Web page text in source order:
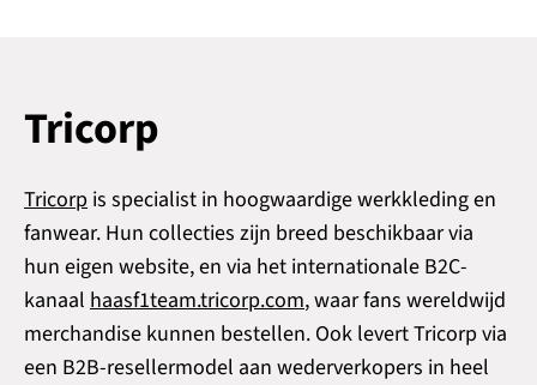
Tricorp
Tricorp is specialist in hoogwaardige werkkleding en
fanwear. Hun collecties zijn breed beschikbaar via
hun eigen website, en via het internationale B2C-
kanaal haasf1team.tricorp.com, waar fans wereldwijd
merchandise kunnen bestellen. Ook levert Tricorp via
een B2B-resellermodel aan wederverkopers in heel